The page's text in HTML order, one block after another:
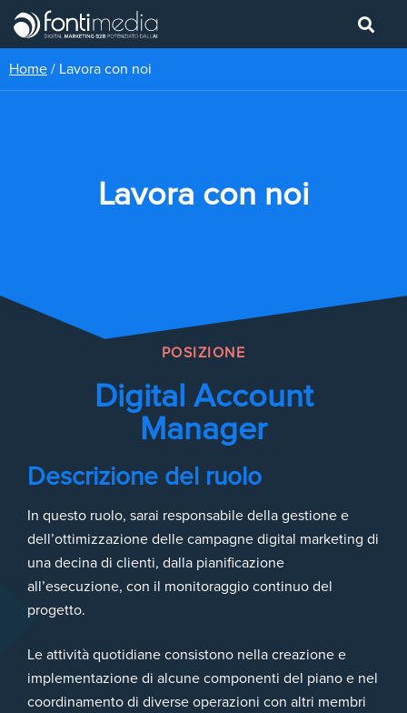
Home / Lavora con noi
Lavora con noi
POSIZIONE
Digital Account
Manager
Descrizione del ruolo
In questo ruolo, sarai responsabile della gestione e
dell’ottimizzazione delle campagne digital marketing di
una decina di clienti, dalla pianificazione
all’esecuzione, con il monitoraggio continuo del
progetto.
Le attività quotidiane consistono nella creazione e
implementazione di alcune componenti del piano e nel
coordinamento di diverse operazioni con altri membri